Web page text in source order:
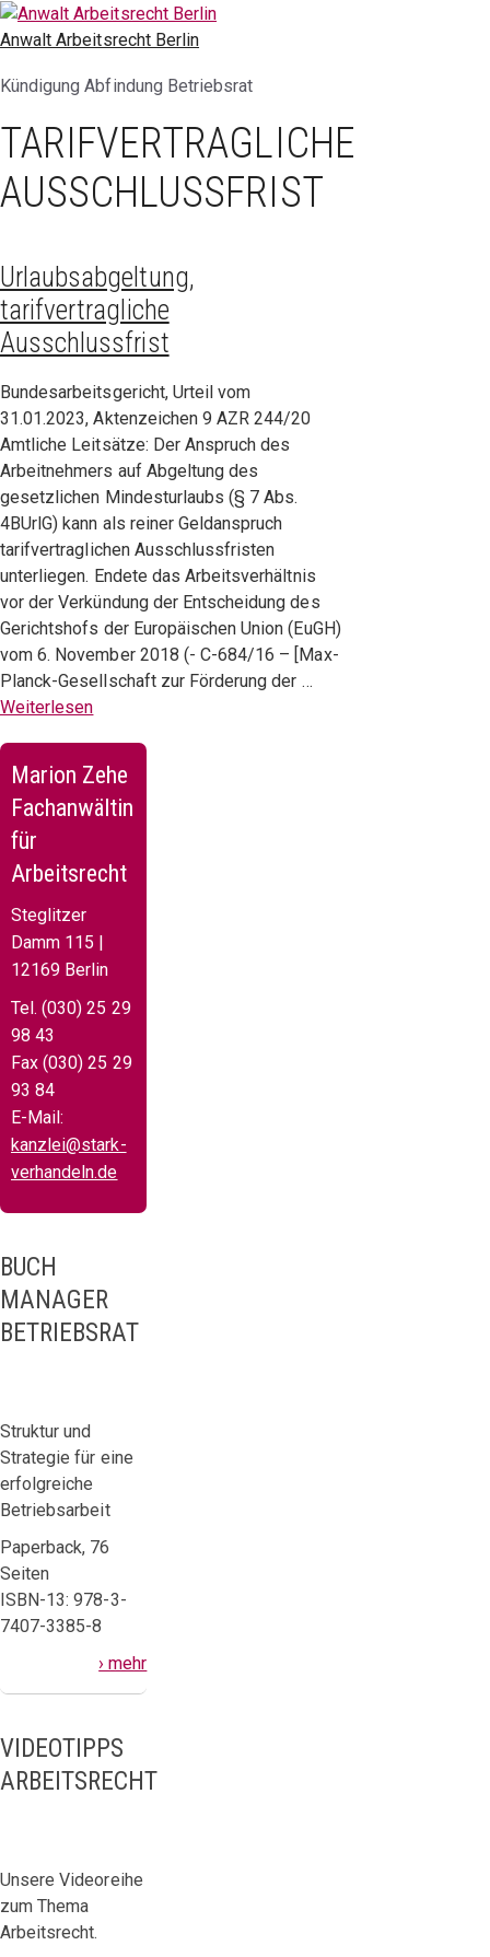
Zum
Inhalt
Anwalt Arbeitsrecht Berlin
Kündigung Abfindung Betriebsrat
TARIFVERTRAGLICHE
AUSSCHLUSSFRIST
Urlaubsabgeltung,
tarifvertragliche
Ausschlussfrist
Bundesarbeitsgericht, Urteil vom
31.01.2023, Aktenzeichen 9 AZR 244/20
Amtliche Leitsätze: Der Anspruch des
Arbeitnehmers auf Abgeltung des
gesetzlichen Mindesturlaubs (§ 7 Abs.
4BUrlG) kann als reiner Geldanspruch
tarifvertraglichen Ausschlussfristen
unterliegen. Endete das Arbeitsverhältnis
vor der Verkündung der Entscheidung des
Gerichtshofs der Europäischen Union (EuGH)
vom 6. November 2018 (- C-684/16 – [Max-
Planck-Gesellschaft zur Förderung der …
Weiterlesen
Marion Zehe
Fachanwältin
für
Arbeitsrecht
Steglitzer
Damm 115 |
12169 Berlin
Tel. (030) 25 29
98 43
Fax (030) 25 29
93 84
E-Mail:
kanzlei@stark-
verhandeln.de
BUCH
MANAGER
BETRIEBSRAT
Struktur und
Strategie für eine
erfolgreiche
Betriebsarbeit
Paperback, 76
Seiten
ISBN-13: 978-3-
7407-3385-8
› mehr
VIDEOTIPPS
ARBEITSRECHT
Unsere Videoreihe
zum Thema
Arbeitsrecht.